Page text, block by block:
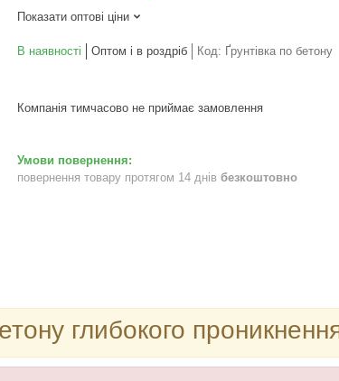
Показати оптові ціни
В наявності Оптом і в роздріб Код: Ґрунтівка по бетону
Компанія тимчасово не приймає замовлення
повернення товару протягом 14 днів безкоштовно
глибокого